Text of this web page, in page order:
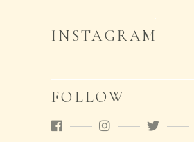
INSTAGRAM
FOLLOW